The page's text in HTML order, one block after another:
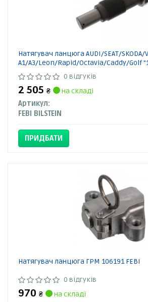
Натягувач ланцюга AUDI/SEAT/SKODA/
A1/A3/Leon/Rapid/Octavia/Caddy/Golf
0 відгуків
2 505 ₴
на складі
Артикул:
FEBI BILSTEIN
ПРИДБАТИ
Натягувач ланцюга ГРМ 106191 FEBI
0 відгуків
970 ₴
на складі